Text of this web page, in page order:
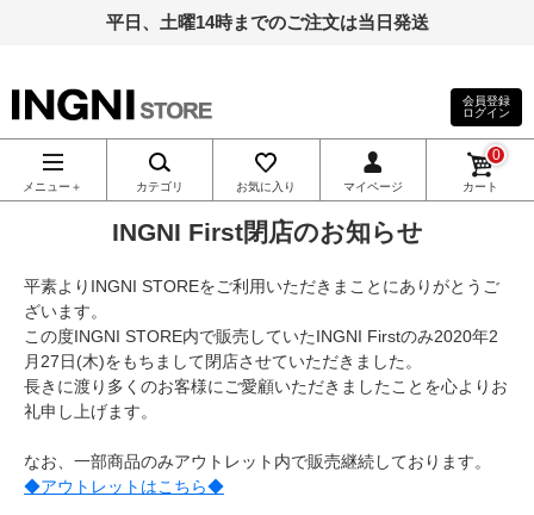
平日、土曜14時までのご注文は当日発送
INGNI（イン
グ）公式通
販｜INGNI
STORE
会員登録
ログイン
メニュー＋ カテゴリ お気に入り マイページ カート
0
INGNI First閉店のお知らせ
平素よりINGNI STOREをご利用いただきまことにありがとうご
ざいます。
この度INGNI STORE内で販売していたINGNI Firstのみ2020年2
月27日(木)をもちまして閉店させていただきました。
長きに渡り多くのお客様にご愛顧いただきましたことを心よりお
礼申し上げます。
なお、一部商品のみアウトレット内で販売継続しております。
◆アウトレットはこちら◆